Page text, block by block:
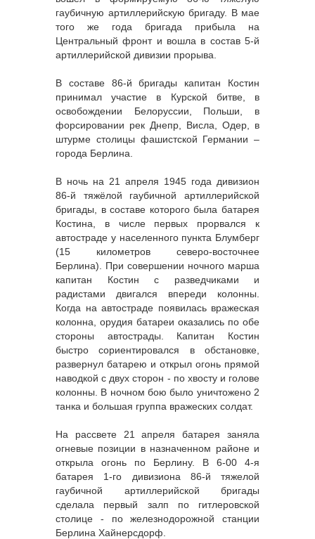
гаубичную артиллерийскую бригаду. В мае
того же года бригада прибыла на
Центральный фронт и вошла в состав 5-й
артиллерийской дивизии прорыва.
В составе 86-й бригады капитан Костин
принимал участие в Курской битве, в
освобождении Белоруссии, Польши, в
форсировании рек Днепр, Висла, Одер, в
штурме столицы фашистской Германии –
города Берлина.
В ночь на 21 апреля 1945 года дивизион
86-й тяжёлой гаубичной артиллерийской
бригады, в составе которого была батарея
Костина, в числе первых прорвался к
автостраде у населенного пункта Блумберг
(15 километров северо-восточнее
Берлина). При совершении ночного марша
капитан Костин с разведчиками и
радистами двигался впереди колонны.
Когда на автостраде появилась вражеская
колонна, орудия батареи оказались по обе
стороны автострады. Капитан Костин
быстро сориентировался в обстановке,
развернул батарею и открыл огонь прямой
наводкой с двух сторон - по хвосту и голове
колонны. В ночном бою было уничтожено 2
танка и большая группа вражеских солдат.
На рассвете 21 апреля батарея заняла
огневые позиции в назначенном районе и
открыла огонь по Берлину. В 6-00 4-я
батарея 1-го дивизиона 86-й тяжелой
гаубичной артиллерийской бригады
сделала первый залп по гитлеровской
столице - по железнодорожной станции
Берлина Хайнерсдорф.